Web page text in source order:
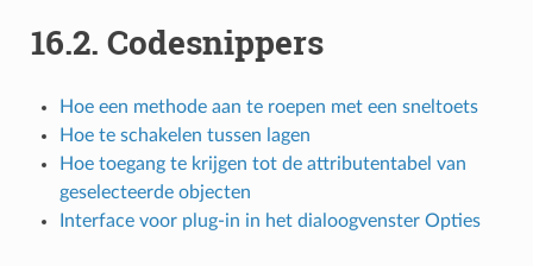
16.2. Codesnippers
Hoe een methode aan te roepen met een sneltoets
Hoe te schakelen tussen lagen
Hoe toegang te krijgen tot de attributentabel van
geselecteerde objecten
Interface voor plug-in in het dialoogvenster Opties